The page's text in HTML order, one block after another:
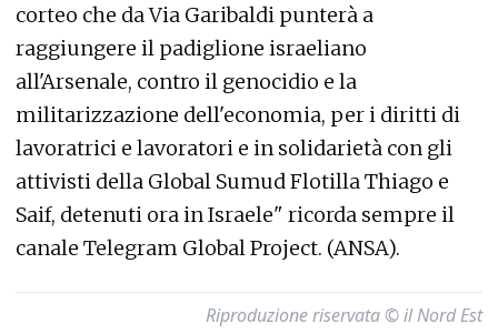
corteo che da Via Garibaldi punterà a
raggiungere il padiglione israeliano
all'Arsenale, contro il genocidio e la
militarizzazione dell'economia, per i diritti di
lavoratrici e lavoratori e in solidarietà con gli
attivisti della Global Sumud Flotilla Thiago e
Saif, detenuti ora in Israele" ricorda sempre il
canale Telegram Global Project. (ANSA).
Riproduzione riservata © il Nord Est